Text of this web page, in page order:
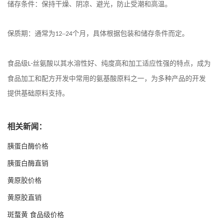
储存条件：保持干燥、阴凉、避光，防止受潮和高温。
保质期：通常为12–24个月，具体根据包装和储存条件而定。
食品级L-丝氨酸以其水溶性好、纯度高和加工适应性强的特点，成为
食品加工和配方开发中常用的氨基酸原料之一，为多种产品的开发
提供基础原料支持。
相关新闻：
胰蛋白酶价格
胰蛋白酶直销
黄原胶价格
黄原胶直销
斑蝥黄 食品级价格